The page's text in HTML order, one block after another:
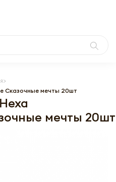
Сказочные мечты 20шт
мечты 20шт